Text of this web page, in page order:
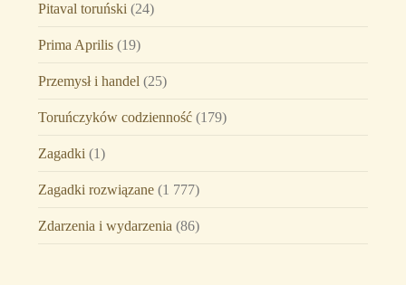
Pitaval toruński (24)
Prima Aprilis(19)
Przemysł i handel (25)
Toruńczyków codzienność(179)
Zagadki (1)
Zagadki rozwiązane(1 777)
Zdarzenia i wydarzenia (86)